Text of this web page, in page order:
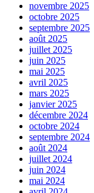
novembre 2025
octobre 2025
septembre 2025
août 2025
juillet 2025
juin 2025
mai 2025
avril 2025
mars 2025
janvier 2025
décembre 2024
octobre 2024
septembre 2024
août 2024
juillet 2024
juin 2024
mai 2024